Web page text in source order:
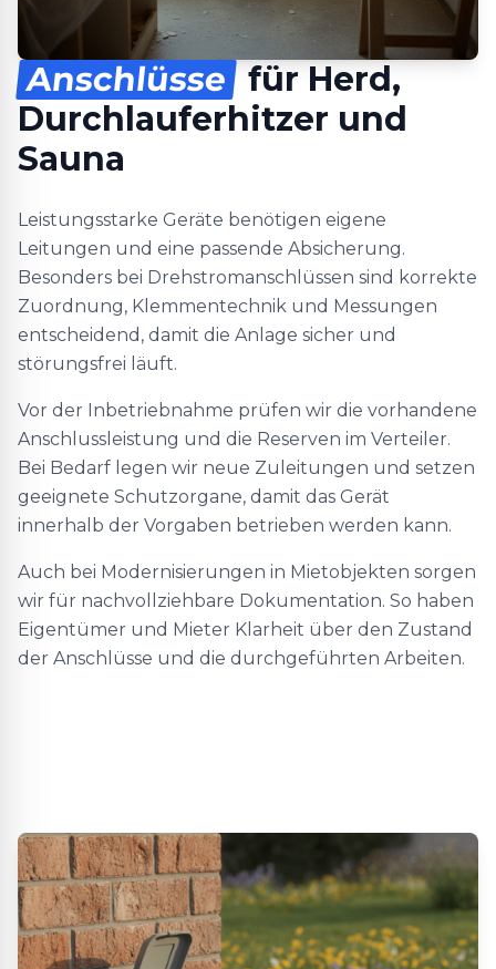
Anschlüsse für Herd,
Durchlauferhitzer und
Sauna
Leistungsstarke Geräte benötigen eigene
Leitungen und eine passende Absicherung.
Besonders bei Drehstromanschlüssen sind korrekte
Zuordnung, Klemmentechnik und Messungen
entscheidend, damit die Anlage sicher und
störungsfrei läuft.
Vor der Inbetriebnahme prüfen wir die vorhandene
Anschlussleistung und die Reserven im Verteiler.
Bei Bedarf legen wir neue Zuleitungen und setzen
geeignete Schutzorgane, damit das Gerät
innerhalb der Vorgaben betrieben werden kann.
Auch bei Modernisierungen in Mietobjekten sorgen
wir für nachvollziehbare Dokumentation. So haben
Eigentümer und Mieter Klarheit über den Zustand
der Anschlüsse und die durchgeführten Arbeiten.